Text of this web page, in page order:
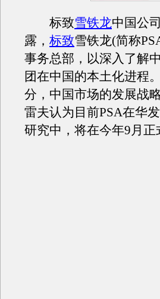
标致雪铁龙中国公
露， 标致雪铁龙(简称
事务总部，以深入了解
团在中国的本土化进程
分，中国市场的发展战
雷夫认为目前PSA在华
研究中，将在今年9月正